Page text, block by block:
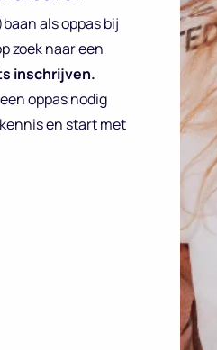
als oppas bij
zoek naar een
inschrijven.
oppas nodig
en start met